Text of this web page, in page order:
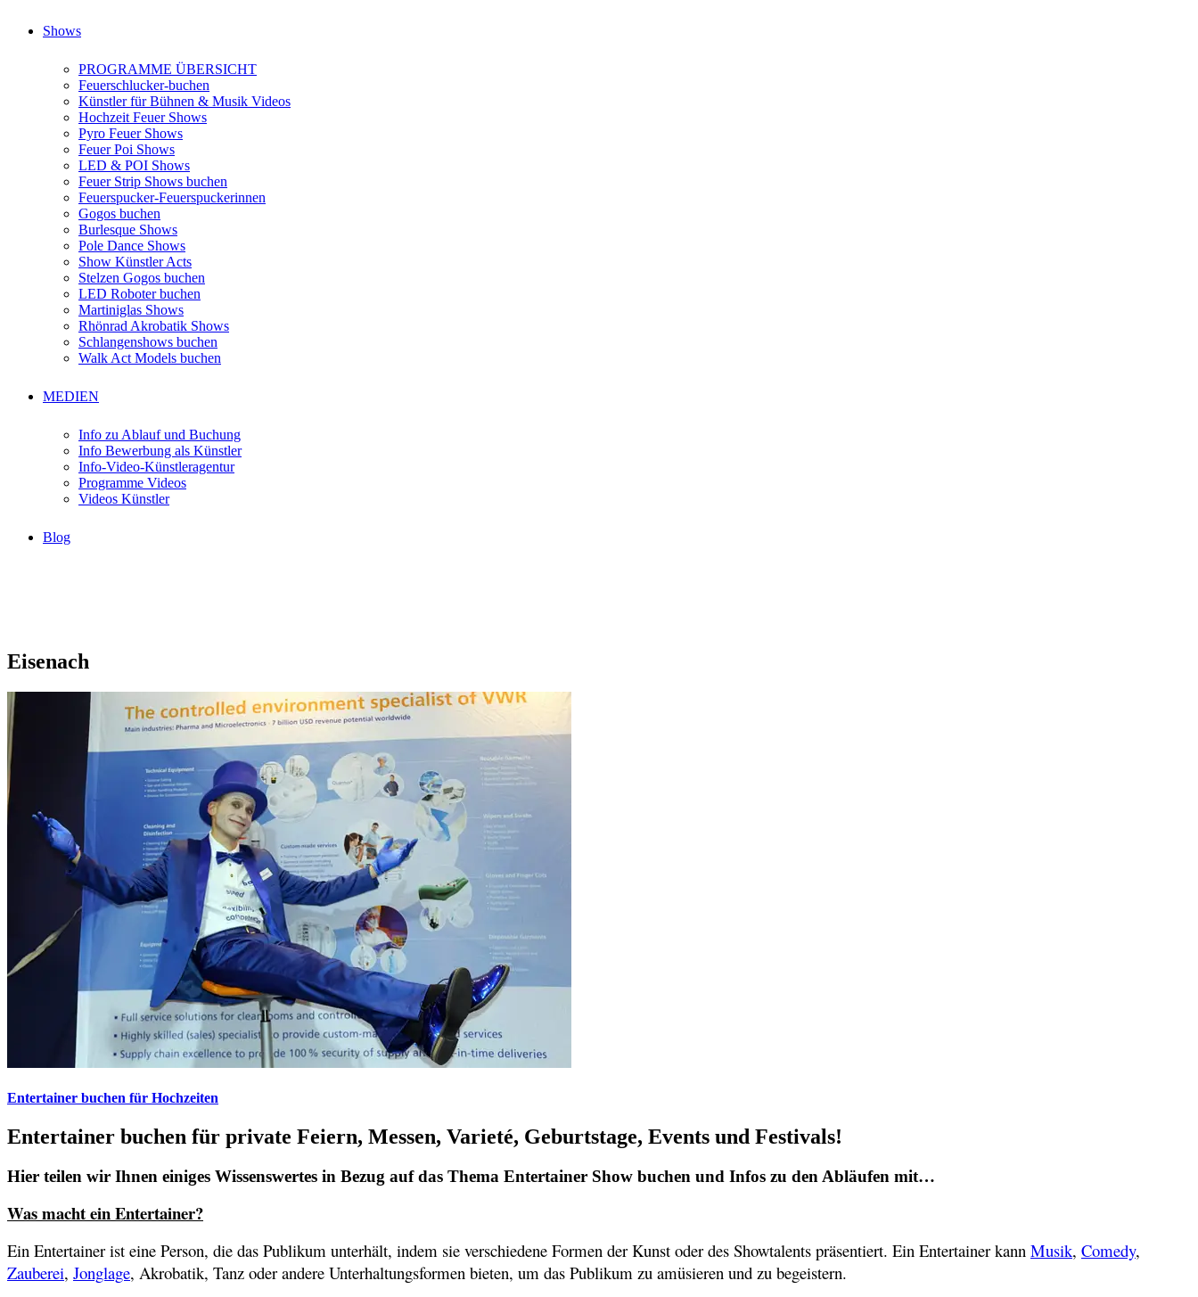
Shows
PROGRAMME ÜBERSICHT
Feuerschlucker-buchen
Künstler für Bühnen & Musik Videos
Hochzeit Feuer Shows
Pyro Feuer Shows
Feuer Poi Shows
LED & POI Shows
Feuer Strip Shows buchen
Feuerspucker-Feuerspuckerinnen
Gogos buchen
Burlesque Shows
Pole Dance Shows
Show Künstler Acts
Stelzen Gogos buchen
LED Roboter buchen
Martiniglas Shows
Rhönrad Akrobatik Shows
Schlangenshows buchen
Walk Act Models buchen
MEDIEN
Info zu Ablauf und Buchung
Info Bewerbung als Künstler
Info-Video-Künstleragentur
Programme Videos
Videos Künstler
Blog
Eisenach
Entertainer buchen für Hochzeiten
Entertainer buchen für private Feiern, Messen, Varieté, Geburtstage, Events und Festivals!
Hier teilen wir Ihnen einiges Wissenswertes in Bezug auf das Thema Entertainer Show buchen und Infos zu den Abläufen mit…
Was macht ein Entertainer?
Ein Entertainer ist eine Person, die das Publikum unterhält, indem sie verschiedene Formen der Kunst oder des Showtalents präsentiert. Ein Entertainer kann Musik, Comedy,
Zauberei, Jonglage, Akrobatik, Tanz oder andere Unterhaltungsformen bieten, um das Publikum zu amüsieren und zu begeistern.